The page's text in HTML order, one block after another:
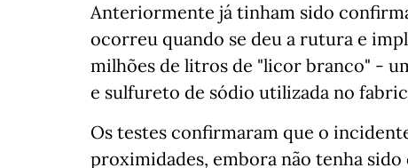
Anteriormente já tinham sido
ocorreu quando se deu a rutura e
milhões de litros de "licor branco" -
e sulfureto de sódio utilizada no
Os testes confirmaram que o
proximidades, embora não tenha